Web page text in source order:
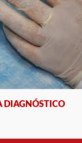
DIAGNÓSTICO